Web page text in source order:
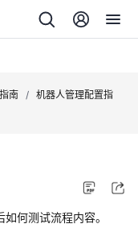
南 / 机器人管理配置指
何测试流程内容。